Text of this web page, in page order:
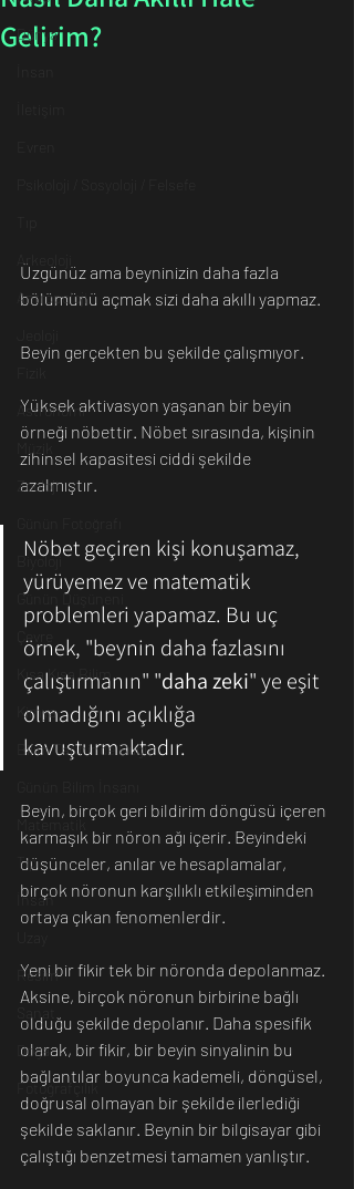
Dünya
Arkeoloji
Antropoloji
Astronomi
Zooloji
Biyoloji
Günün Düşüneni
Çevre
Kısa Kısa Bilim
Kimya
Bilim Tarihinde Bugün
Matematik
Tıp
İnsan
Resim
Doğa
Fotoğrafçılık
Gelirim?
Üzgünüz ama beyninizin daha fazla
bölümünü açmak sizi daha akıllı yapmaz.
Beyin gerçekten bu şekilde çalışmıyor.
Yüksek aktivasyon yaşanan bir beyin
örneği nöbettir. Nöbet sırasında, kişinin
zihinsel kapasitesi ciddi şekilde
azalmıştır.
Nöbet geçiren kişi konuşamaz,
yürüyemez ve matematik
problemleri yapamaz. Bu uç
örnek, "beynin daha fazlasını
çalıştırmanın" "daha zeki" ye eşit
olmadığını açıklığa
kavuşturmaktadır.
Beyin, birçok geri bildirim döngüsü içeren
karmaşık bir nöron ağı içerir. Beyindeki
düşünceler, anılar ve hesaplamalar,
birçok nöronun karşılıklı etkileşiminden
ortaya çıkan fenomenlerdir.
Yeni bir fikir tek bir nöronda depolanmaz.
Aksine, birçok nöronun birbirine bağlı
olduğu şekilde depolanır. Daha spesifik
olarak, bir fikir, bir beyin sinyalinin bu
bağlantılar boyunca kademeli, döngüsel,
doğrusal olmayan bir şekilde ilerlediği
şekilde saklanır. Beynin bir bilgisayar gibi
çalıştığı benzetmesi tamamen yanlıştır.